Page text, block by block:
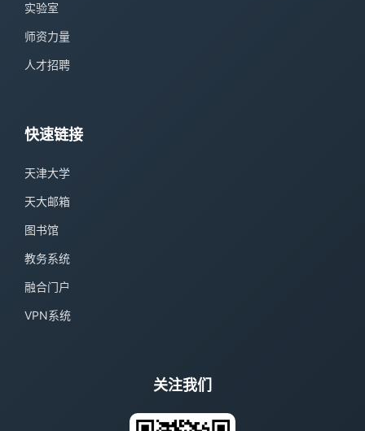
实验室
师资力量
人才招聘
快速链接
天津大学
天大邮箱
图书馆
教务系统
融合门户
VPN系统
关注我们